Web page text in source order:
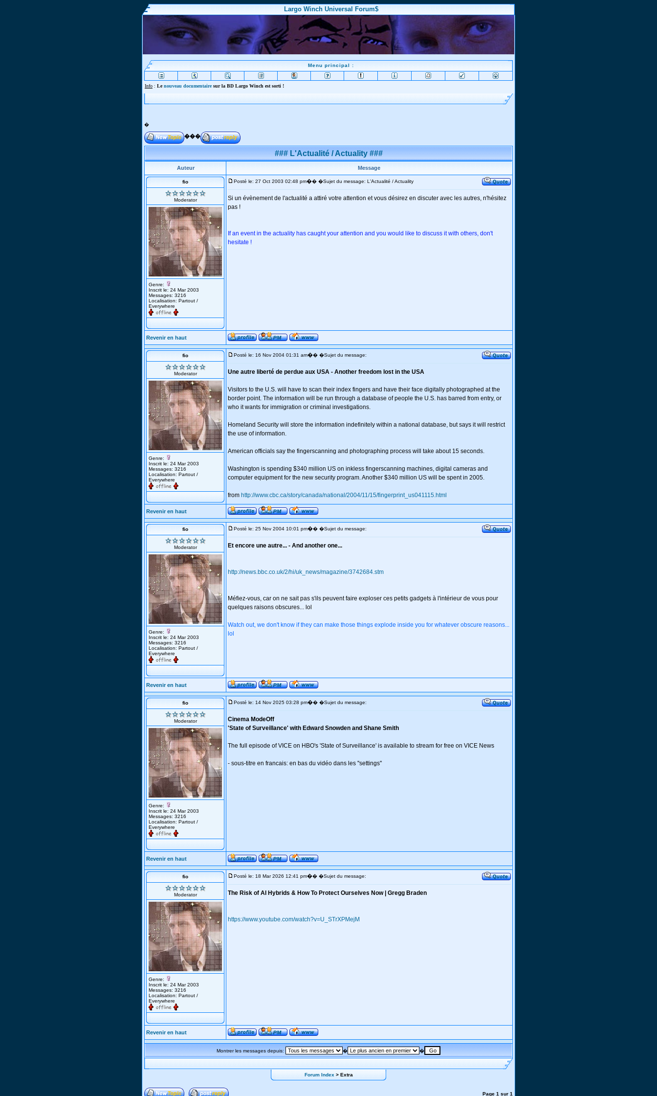
Largo Winch Universal Forum$
Menu principal :
Info : Lenouveau documentairesur la BD Largo Winch est sorti !
�
���
### L'Actualité / Actuality ###
Auteur Message
fio
Moderator
Genre:
Inscrit le: 24 Mar 2003
Messages: 3216
Localisation: Partout /
Everywhere
Posté le: 27 Oct 2003 02:48 pm�� �Sujet du message: L'Actualité / Actuality
Si un évènement de l'actualité a attiré votre attention et vous désirez en discuter avec les autres, n'hésitez
pas !
If an event in the actuality has caught your attention and you would like to discuss it with others, don't
hesitate !
Revenir en haut
fio
Moderator
Genre:
Inscrit le: 24 Mar 2003
Messages: 3216
Localisation: Partout /
Everywhere
Posté le: 16 Nov 2004 01:31 am�� �Sujet du message:
Une autre liberté de perdue aux USA - Another freedom lost in the USA
Visitors to the U.S. will have to scan their index fingers and have their face digitally photographed at the
border point. The information will be run through a database of people the U.S. has barred from entry, or
who it wants for immigration or criminal investigations.
Homeland Security will store the information indefinitely within a national database, but says it will restrict
the use of information.
American officials say the fingerscanning and photographing process will take about 15 seconds.
Washington is spending $340 million US on inkless fingerscanning machines, digital cameras and
computer equipment for the new security program. Another $340 million US will be spent in 2005.
from http://www.cbc.ca/story/canada/national/2004/11/15/fingerprint_us041115.html
Revenir en haut
fio
Moderator
Genre:
Inscrit le: 24 Mar 2003
Messages: 3216
Localisation: Partout /
Everywhere
Posté le: 25 Nov 2004 10:01 pm�� �Sujet du message:
Et encore une autre... - And another one...
http://news.bbc.co.uk/2/hi/uk_news/magazine/3742684.stm
Méfiez-vous, car on ne sait pas s'ils peuvent faire exploser ces petits gadgets à l'intérieur de vous pour
quelques raisons obscures... lol
Watch out, we don't know if they can make those things explode inside you for whatever obscure reasons...
lol
Revenir en haut
fio
Moderator
Genre:
Inscrit le: 24 Mar 2003
Messages: 3216
Localisation: Partout /
Everywhere
Posté le: 14 Nov 2025 03:28 pm�� �Sujet du message:
Cinema ModeOff
'State of Surveillance' with Edward Snowden and Shane Smith
The full episode of VICE on HBO's 'State of Surveillance' is available to stream for free on VICE News
- sous-titre en francais: en bas du vidéo dans les ''settings''
Revenir en haut
fio
Moderator
Genre:
Inscrit le: 24 Mar 2003
Messages: 3216
Localisation: Partout /
Everywhere
Posté le: 18 Mar 2026 12:41 pm�� �Sujet du message:
The Risk of AI Hybrids & How To Protect Ourselves Now | Gregg Braden
https://www.youtube.com/watch?v=U_STrXPMejM
Revenir en haut
Montrer les messages depuis: � �
Forum Index > Extra
Page 1 sur 1